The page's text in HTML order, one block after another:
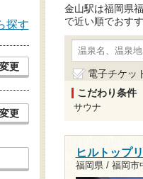
金山駅は福岡県
で近い順でおす
電子チケッ
こだわり条件
サウナ
ヒルトップ
福岡県 / 福岡市
探す
変更
変更